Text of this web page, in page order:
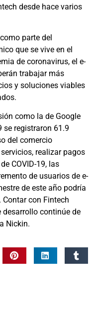
desde hace varios
parte del
que se vive en el
de coronavirus, el e-
trabajar más
y soluciones viables
como la de Google
se registraron 61.9
del comercio
realizar pagos
COVID-19, las
de usuarios de e-
de este año podría
Contar con Fintech
desarrollo continúe de
Nickin.